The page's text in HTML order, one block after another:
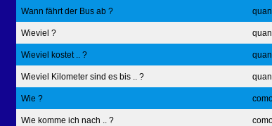
Wann fährt der Bus ab ?
Wieviel ?
Wieviel kostet .. ?
Wieviel Kilometer sind es bis .. ?
Wie ?
Wie komme ich nach .. ?